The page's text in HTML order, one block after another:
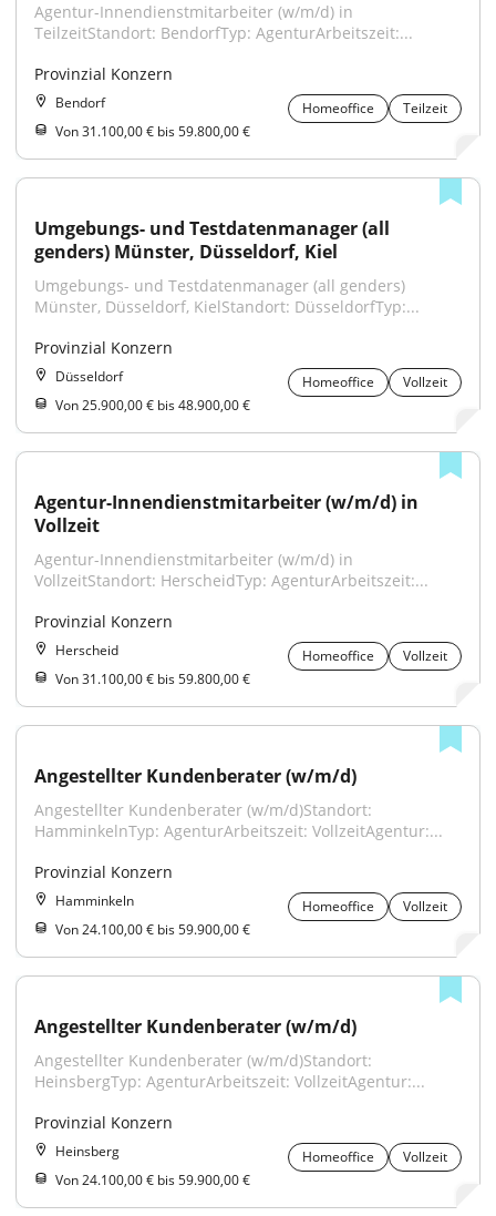
Agentur-Innendienstmitarbeiter (w/m/d) in
TeilzeitStandort: BendorfTyp: AgenturArbeitszeit:...
Provinzial Konzern
Bendorf Homeoffice
Teilzeit
Von 31.100,00 € bis 59.800,00 €
Umgebungs- und Testdatenmanager (all
genders) Münster, Düsseldorf, Kiel
Umgebungs- und Testdatenmanager (all genders)
Münster, Düsseldorf, KielStandort: DüsseldorfTyp:...
Provinzial Konzern
Düsseldorf Homeoffice
Vollzeit
Von 25.900,00 € bis 48.900,00 €
Agentur-Innendienstmitarbeiter (w/m/d) in
Vollzeit
Agentur-Innendienstmitarbeiter (w/m/d) in
VollzeitStandort: HerscheidTyp: AgenturArbeitszeit:...
Provinzial Konzern
Herscheid Homeoffice
Vollzeit
Von 31.100,00 € bis 59.800,00 €
Angestellter Kundenberater (w/m/d)
Angestellter Kundenberater (w/m/d)Standort:
HamminkelnTyp: AgenturArbeitszeit: VollzeitAgentur:...
Provinzial Konzern
Hamminkeln Homeoffice
Vollzeit
Von 24.100,00 € bis 59.900,00 €
Angestellter Kundenberater (w/m/d)
Angestellter Kundenberater (w/m/d)Standort:
HeinsbergTyp: AgenturArbeitszeit: VollzeitAgentur:...
Provinzial Konzern
Heinsberg Homeoffice
Vollzeit
Von 24.100,00 € bis 59.900,00 €